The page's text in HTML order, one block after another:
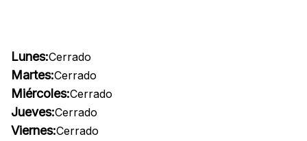
Lunes:Cerrado
Martes:Cerrado
Miércoles:Cerrado
Jueves:Cerrado
Viernes:Cerrado